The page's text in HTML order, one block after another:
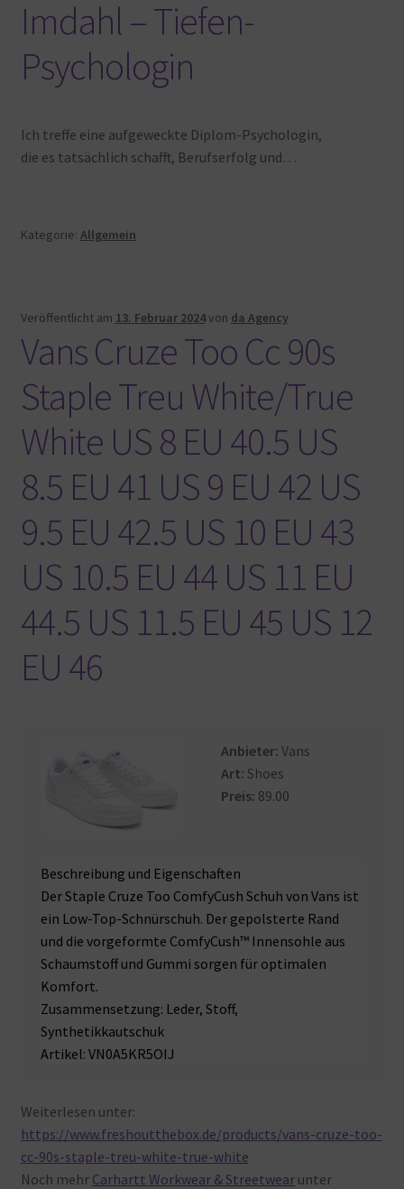
Imdahl – Tiefen-
Psychologin
Ich treffe eine aufgeweckte Diplom-Psychologin,
die es tatsächlich schafft, Berufserfolg und…
Kategorie: Allgemein
Veröffentlicht am 13. Februar 2024von da Agency
Vans Cruze Too Cc 90s
Staple Treu White/True
White US 8 EU 40.5 US
8.5 EU 41 US 9 EU 42 US
9.5 EU 42.5 US 10 EU 43
US 10.5 EU 44 US 11 EU
44.5 US 11.5 EU 45 US 12
EU 46
Anbieter:Vans
Art: Shoes
Preis: 89.00
Beschreibung und Eigenschaften
Der Staple Cruze Too ComfyCush Schuh von Vans ist
ein Low-Top-Schnürschuh. Der gepolsterte Rand
und die vorgeformte ComfyCush™ Innensohle aus
Schaumstoff und Gummi sorgen für optimalen
Komfort.
Zusammensetzung: Leder, Stoff,
Synthetikkautschuk
Artikel:VN0A5KR5OIJ
Weiterlesen unter:
https://www.freshoutthebox.de/products/vans-cruze-too-
cc-90s-staple-treu-white-true-white
Noch mehr Carhartt Workwear & Streetwearunter